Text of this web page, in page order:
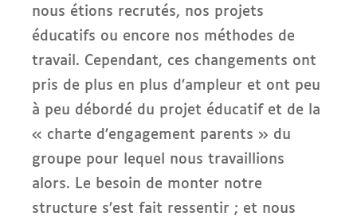
nous étions recrutés, nos projets
éducatifs ou encore nos méthodes de
travail. Cependant, ces changements ont
pris de plus en plus d’ampleur et ont peu
à peu débordé du projet éducatif et de la
« charte d’engagement parents » du
groupe pour lequel nous travaillions
alors. Le besoin de monter notre
structure s’est fait ressentir ; et nous